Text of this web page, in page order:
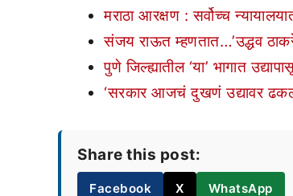
मराठा आरक्षण : सर्वोच्च
संजय राऊत म्हणतात…’उद्धव
पुणे जिल्ह्यातील ‘या’ भागात
‘सरकार आजचं दुखणं उद्यावर ढकलत
Share this post:
Facebook X WhatsApp